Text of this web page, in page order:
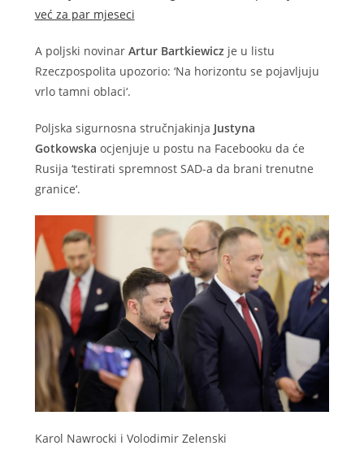
već za par mjeseci
A poljski novinar Artur Bartkiewiczje u listu
Rzeczpospolita upozorio: ‘Na horizontu se pojavljuju
vrlo tamni oblaci‘.
Poljska sigurnosna stručnjakinja Justyna
Gotkowska ocjenjuje u postu na Facebooku da će
Rusija ‘testirati spremnost SAD-a da brani trenutne
granice‘.
Karol Nawrocki i Volodimir Zelenski